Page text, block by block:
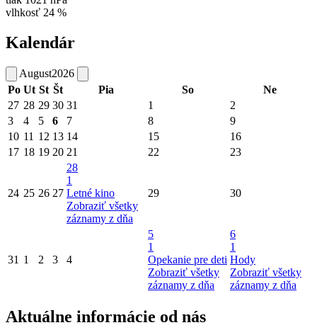
vlhkosť 24 %
Kalendár
August2026
Po Ut St Št Pia So
Ne
27 28 29 30 31 1
2
3
4 5 6 7 8
9
10 11 12 13 14 15
16
17 18 19 20 21 22 23
24 25 26 27
28
1
Letné kino
Zobraziť všetky
záznamy z dňa
29 30
31 1 2 3 4
5
1
Opekanie pre deti
Zobraziť všetky
záznamy z dňa
6
1
Hody
Zobraziť všetky
záznamy z dňa
Aktuálne informácie od nás